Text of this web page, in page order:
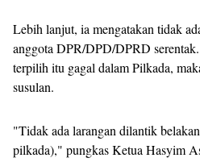
Lebih lanjut, ia mengatakan tidak
anggota DPR/DPD/DPRD
terpilih itu gagal dalam Pilkada,
susulan.
"Tidak ada larangan dilantik
pilkada)," pungkas Ketua Hasyim